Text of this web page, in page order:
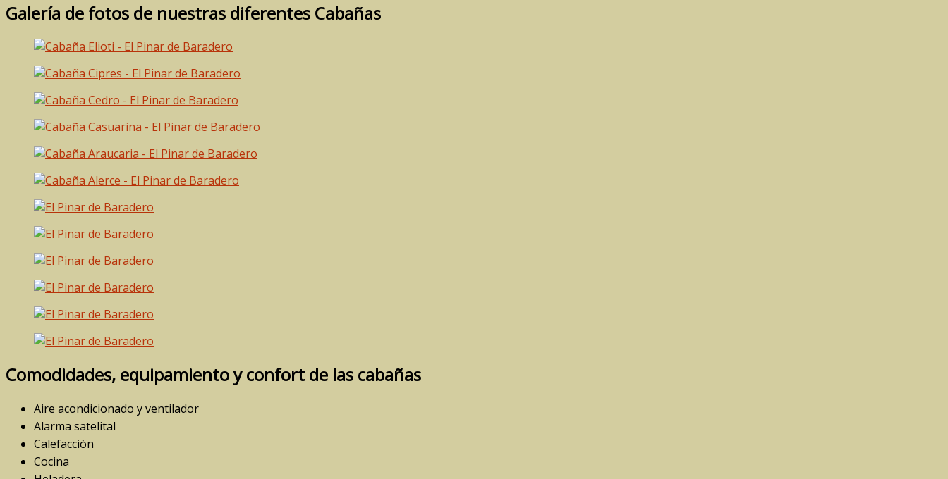
Galería de fotos de nuestras diferentes Cabañas
Comodidades, equipamiento y confort de las cabañas
Aire acondicionado y ventilador
Alarma satelital
Calefacciòn
Cocina